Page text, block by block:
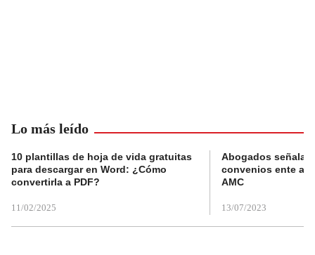
Lo más leído
10 plantillas de hoja de vida gratuitas
para descargar en Word: ¿Cómo
convertirla a PDF?
11/02/2025
Abogados
convenios ente
AMC
13/07/2023